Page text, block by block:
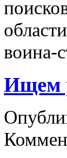
воина-
Ищем